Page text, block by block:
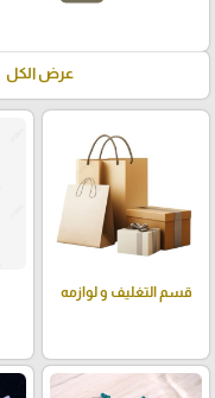
عرض الكل
قسم التغليف و لوازمه